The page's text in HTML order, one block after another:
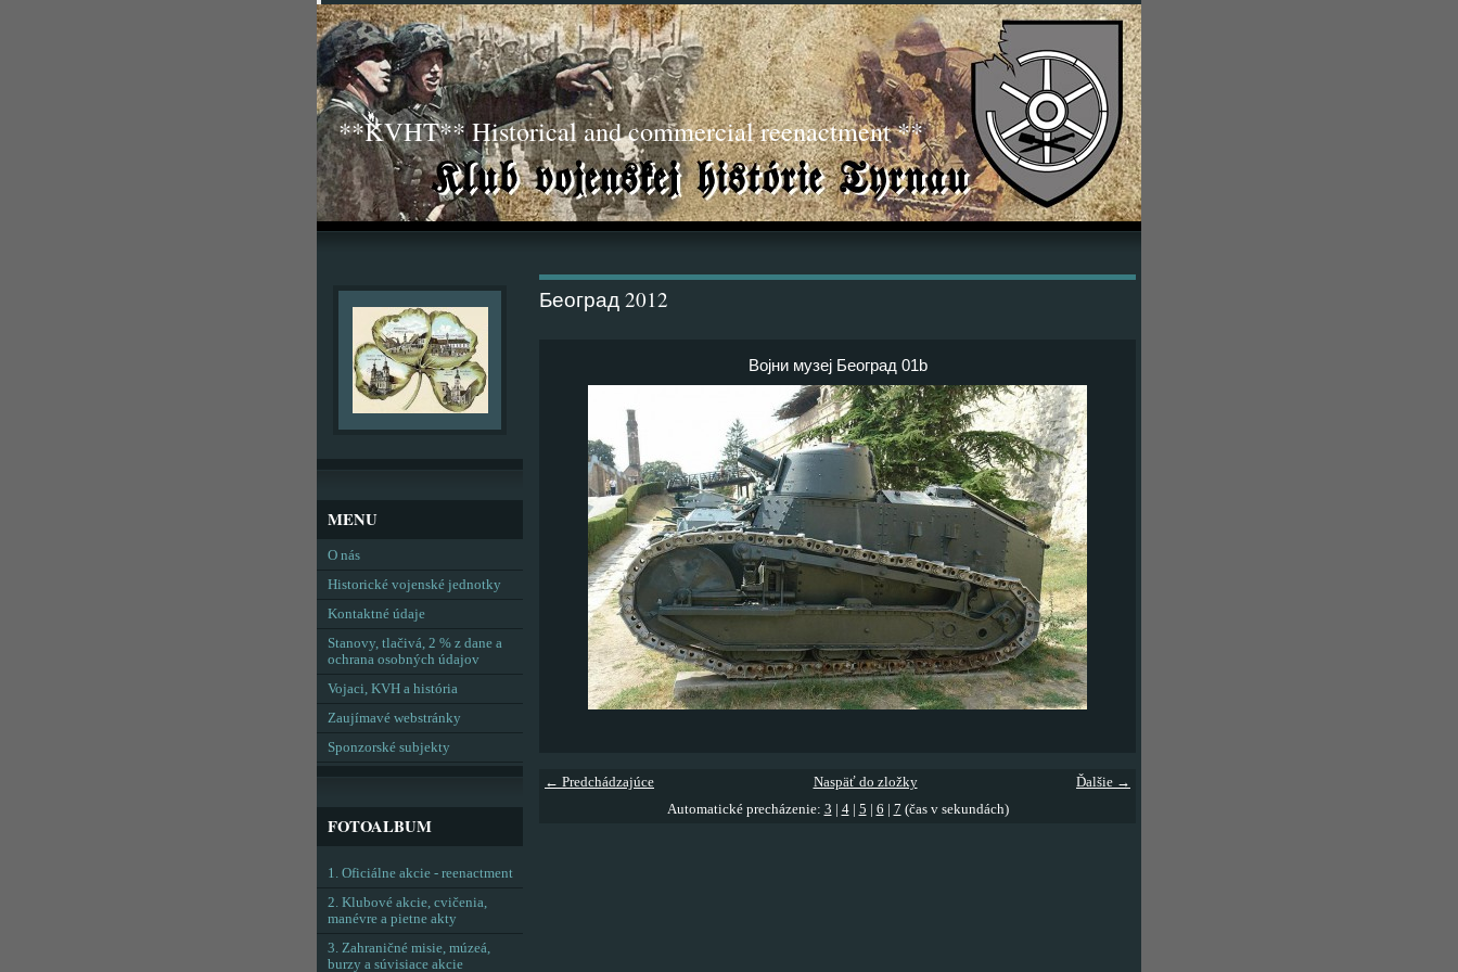
**KVHT** Historical and commercial reenactment **
Београд 2012
Војни музеј Београд 01b
← Predchádzajúce Ďalšie →
Naspäť do zložky
Automatické precházenie: 3 4| 5 6 7 (čas v sekundách)
MENU
O nás
Historické vojenské jednotky
Kontaktné údaje
Stanovy, tlačivá, 2 % z dane a
ochrana osobných údajov
Vojaci, KVH a história
Zaujímavé webstránky
Sponzorské subjekty
FOTOALBUM
1. Oficiálne akcie - reenactment
2. Klubové akcie, cvičenia,
manévre a pietne akty
3. Zahraničné misie, múzeá,
burzy a súvisiace akcie